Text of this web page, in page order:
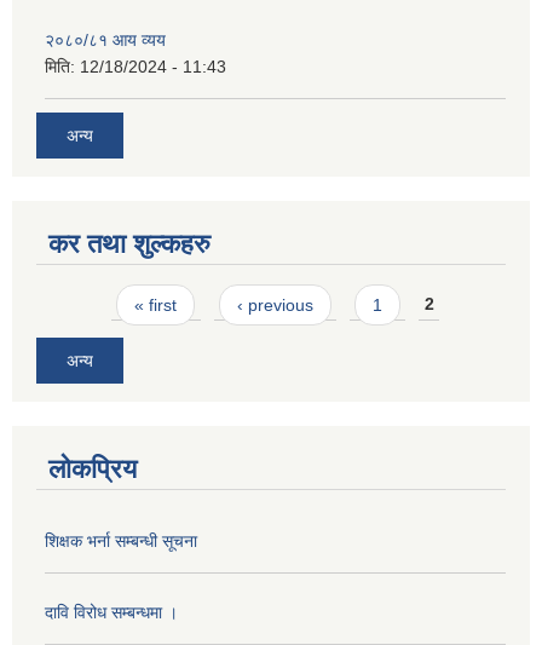
२०८०/८१ आय व्यय
मिति: 12/18/2024 - 11:43
अन्य
कर तथा शुल्कहरु
Pages« first ‹ previous 1 2
अन्य
लोकप्रिय
शिक्षक भर्ना सम्बन्धी सूचना
दावि विरोध सम्बन्धमा ।